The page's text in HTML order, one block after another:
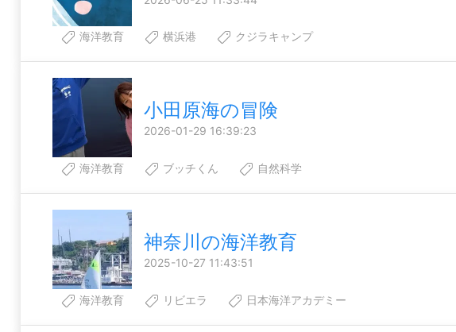
海洋教育 横浜港 クジラキャンプ
小田原海の冒険
2026-01-29 16:39:23
海洋教育 ブッチくん 自然科学
神奈川の海洋教育
2025-10-27 11:43:51
海洋教育 リビエラ 日本海洋アカデミー